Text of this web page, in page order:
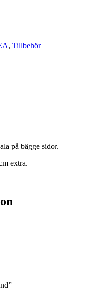
, Tillbehör
på bägge sidor.
extra.